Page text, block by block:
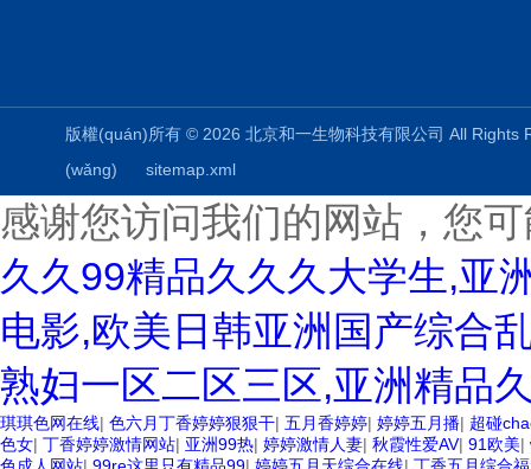
版權(quán)所有 © 2026 北京和一生物科技有限公司 All
(wǎng)
sitemap.xml
感谢您访问我们的网站，您
久久99精品久久久大学生,亚
电影,欧美日韩亚洲国产综合
熟妇一区二区三区,亚洲精品
琪琪色网在线| 色六月丁香婷婷狠狠干| 五月香婷婷| 婷婷五月播| 超碰
色女| 丁香婷婷激情网站| 亚洲99热| 婷婷激情人妻| 秋霞性爱AV| 91欧美|